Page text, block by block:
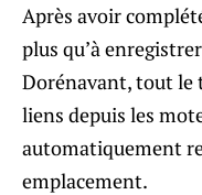
Après avoir
plus qu’à
Dorénavant, tout le
liens depuis les
automatiquement
emplacement.